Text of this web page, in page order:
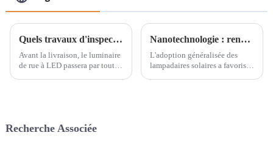
Quels travaux d'inspection les lampadaires à LED doivent-ils subir avant la livraison ?
Avant la livraison, le luminaire
de rue à LED passera par toutes
Habituellement, les LED...
Nanotechnologie : rendre les lampadaires solaires plus durables et plus efficaces ?
L'adoption généralisée des
lampadaires solaires a favorisé
Recherche Associée